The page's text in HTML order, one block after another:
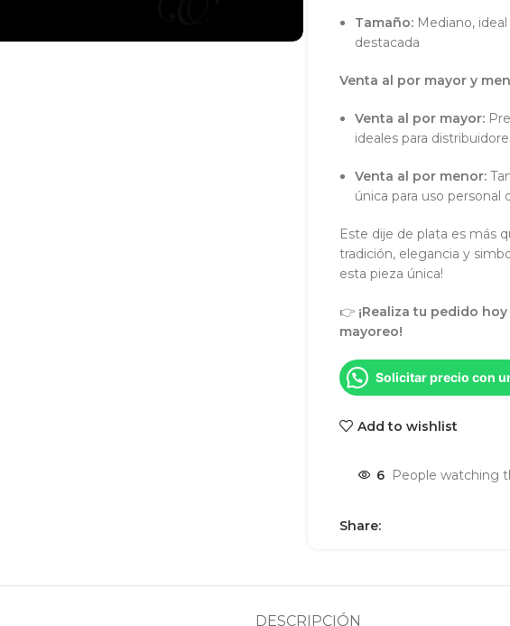
Tamaño: Mediano,
destacada
Venta al por mayor y
Venta al por mayor:
ideales para
Venta al por menor:
única para uso personal
Este dije de plata es más
tradición, elegancia y
esta pieza única!
👉 ¡Realiza tu pedido
mayoreo!
Solicitar precio con
Add to wishlist
6 People watching
Share:
DESCRIPCIÓN